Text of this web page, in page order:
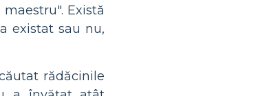
Există
existat sau nu,
rădăcinile